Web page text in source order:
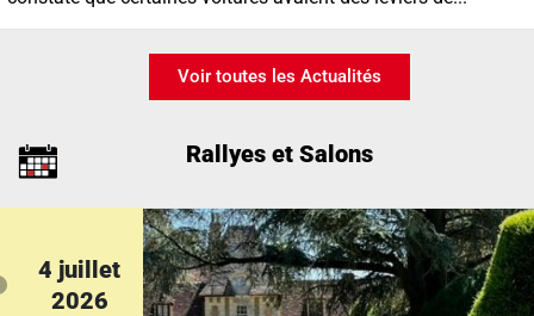
Voir toutes les Actualités
Rallyes et Salons
4 juillet
2026